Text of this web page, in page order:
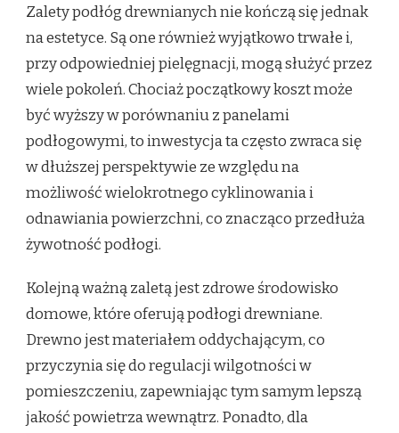
Zalety podłóg drewnianych nie kończą się jednak
na estetyce. Są one również wyjątkowo trwałe i,
przy odpowiedniej pielęgnacji, mogą służyć przez
wiele pokoleń. Chociaż początkowy koszt może
być wyższy w porównaniu z panelami
podłogowymi, to inwestycja ta często zwraca się
w dłuższej perspektywie ze względu na
możliwość wielokrotnego cyklinowania i
odnawiania powierzchni, co znacząco przedłuża
żywotność podłogi.
Kolejną ważną zaletą jest zdrowe środowisko
domowe, które oferują podłogi drewniane.
Drewno jest materiałem oddychającym, co
przyczynia się do regulacji wilgotności w
pomieszczeniu, zapewniając tym samym lepszą
jakość powietrza wewnątrz. Ponadto, dla